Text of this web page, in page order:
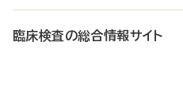
臨床検査の総合情報サイト